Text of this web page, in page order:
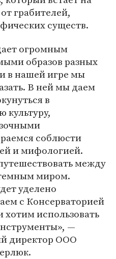
грабителей,
существ.
огромным
образов разных
в нашей игре мы
В ней мы даем
в
культуру,
соблюсти
и мифологией.
между
миром.
уделено
с Консерваторией
хотим использовать
—
директор ООО